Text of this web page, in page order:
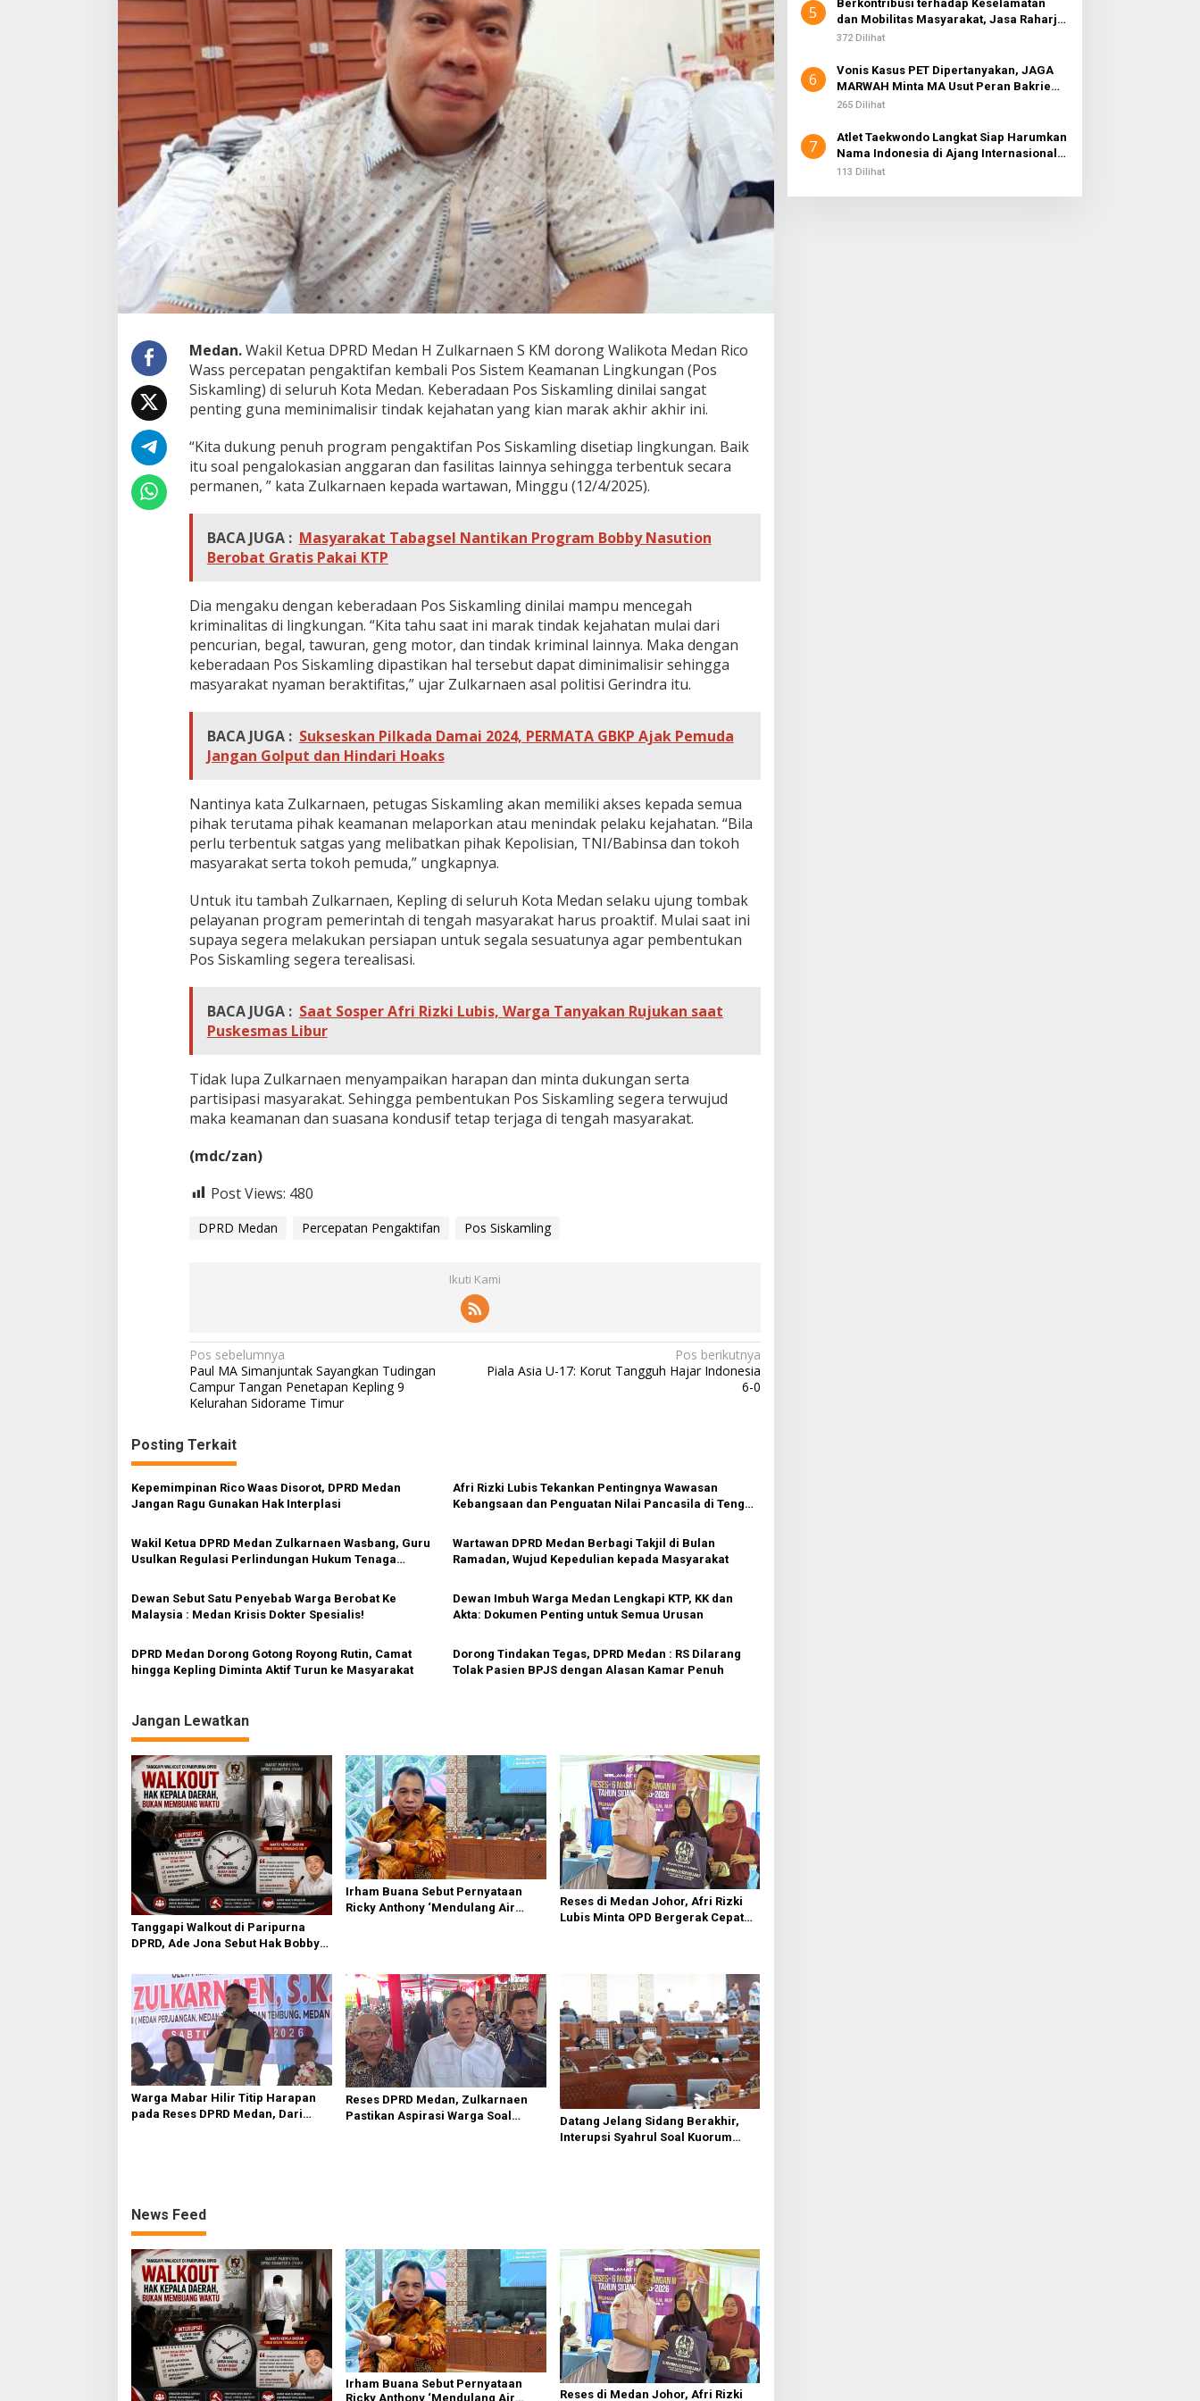
e
p
a
a
n
P
e
n
g
a
k
t
i
f
a
n
K
e
m
l
i
P
o
s
S
i
k
l
n
Medan.Wakil Ketua DPRD Medan H Zulkarnaen S KM dorong Walikota Medan Rico
Wass percepatan pengaktifan kembali Pos Sistem Keamanan Lingkungan (Pos
Siskamling) di seluruh Kota Medan. Keberadaan Pos Siskamling dinilai sangat
penting guna meminimalisir tindak kejahatan yang kian marak akhir akhir ini.
“Kita dukung penuh program pengaktifan Pos Siskamling disetiap lingkungan. Baik
itu soal pengalokasian anggaran dan fasilitas lainnya sehingga terbentuk secara
permanen, ” kata Zulkarnaen kepada wartawan, Minggu (12/4/2025).
BACA JUGA : Masyarakat Tabagsel Nantikan Program Bobby Nasution
Berobat Gratis Pakai KTP
Dia mengaku dengan keberadaan Pos Siskamling dinilai mampu mencegah
kriminalitas di lingkungan. “Kita tahu saat ini marak tindak kejahatan mulai dari
pencurian, begal, tawuran, geng motor, dan tindak kriminal lainnya. Maka dengan
keberadaan Pos Siskamling dipastikan hal tersebut dapat diminimalisir sehingga
masyarakat nyaman beraktifitas,” ujar Zulkarnaen asal politisi Gerindra itu.
BACA JUGA : Sukseskan Pilkada Damai 2024, PERMATA GBKP Ajak Pemuda
Jangan Golput dan Hindari Hoaks
Nantinya kata Zulkarnaen, petugas Siskamling akan memiliki akses kepada semua
pihak terutama pihak keamanan melaporkan atau menindak pelaku kejahatan. “Bila
perlu terbentuk satgas yang melibatkan pihak Kepolisian, TNI/Babinsa dan tokoh
masyarakat serta tokoh pemuda,” ungkapnya.
Untuk itu tambah Zulkarnaen, Kepling di seluruh Kota Medan selaku ujung tombak
pelayanan program pemerintah di tengah masyarakat harus proaktif. Mulai saat ini
supaya segera melakukan persiapan untuk segala sesuatunya agar pembentukan
Pos Siskamling segera terealisasi.
BACA JUGA : Saat Sosper Afri Rizki Lubis, Warga Tanyakan Rujukan saat
Puskesmas Libur
Tidak lupa Zulkarnaen menyampaikan harapan dan minta dukungan serta
partisipasi masyarakat. Sehingga pembentukan Pos Siskamling segera terwujud
maka keamanan dan suasana kondusif tetap terjaga di tengah masyarakat.
(mdc/zan)
Post Views: 480
DPRD Medan Percepatan Pengaktifan Pos Siskamling
Ikuti Kami
N
a
v
i
g
a
s
i
p
s
Pos sebelumnya
Paul MA Simanjuntak Sayangkan Tudingan
Campur Tangan Penetapan Kepling 9
Kelurahan Sidorame Timur
Pos berikutnya
Piala Asia U-17: Korut Tangguh Hajar Indonesia
6-0
Posting Terkait
Kepemimpinan Rico Waas Disorot, DPRD Medan
Jangan Ragu Gunakan Hak Interplasi
Afri Rizki Lubis Tekankan Pentingnya Wawasan
Kebangsaan dan Penguatan Nilai Pancasila di Tengah
Wakil Ketua DPRD Medan Zulkarnaen Wasbang, Guru
Usulkan Regulasi Perlindungan Hukum Tenaga
Wartawan DPRD Medan Berbagi Takjil di Bulan
Ramadan, Wujud Kepedulian kepada Masyarakat
Dewan Sebut Satu Penyebab Warga Berobat Ke
Malaysia : Medan Krisis Dokter Spesialis!
Dewan Imbuh Warga Medan Lengkapi KTP, KK dan
Akta: Dokumen Penting untuk Semua Urusan
DPRD Medan Dorong Gotong Royong Rutin, Camat
hingga Kepling Diminta Aktif Turun ke Masyarakat
Dorong Tindakan Tegas, DPRD Medan : RS Dilarang
Tolak Pasien BPJS dengan Alasan Kamar Penuh
Jangan Lewatkan
Tanggapi Walkout di Paripurna
DPRD, Ade Jona Sebut Hak Bobby
Irham Buana Sebut Pernyataan
Ricky Anthony ‘Mendulang Air
Reses di Medan Johor, Afri Rizki
Lubis Minta OPD Bergerak Cepat
Warga Mabar Hilir Titip Harapan
pada Reses DPRD Medan, Dari
Reses DPRD Medan, Zulkarnaen
Pastikan Aspirasi Warga Soal
Datang Jelang Sidang Berakhir,
Interupsi Syahrul Soal Kuorum
News Feed
Irham Buana Sebut Pernyataan
Ricky Anthony ‘Mendulang Air
Reses di Medan Johor, Afri Rizki
5
Berkontribusi terhadap Keselamatan
dan Mobilitas Masyarakat, Jasa Raharja
Raih Penghargaan di Ajang Transportasi
372 Dilihat
6
Vonis Kasus PET Dipertanyakan, JAGA
MARWAH Minta MA Usut Peran Bakrie
Group
265 Dilihat
7
Atlet Taekwondo Langkat Siap Harumkan
Nama Indonesia di Ajang Internasional
G2 Asian
113 Dilihat